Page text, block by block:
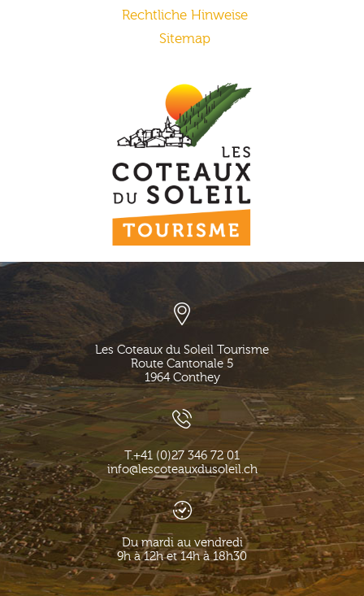
Rechtliche Hinweise
Sitemap
Les Coteaux du Soleil Tourisme
Route Cantonale 5
1964 Conthey
T.+41 (0)27 346 72 01
info@lescoteauxdusoleil.ch
Du mardi au vendredi
9h à 12h et 14h à 18h30